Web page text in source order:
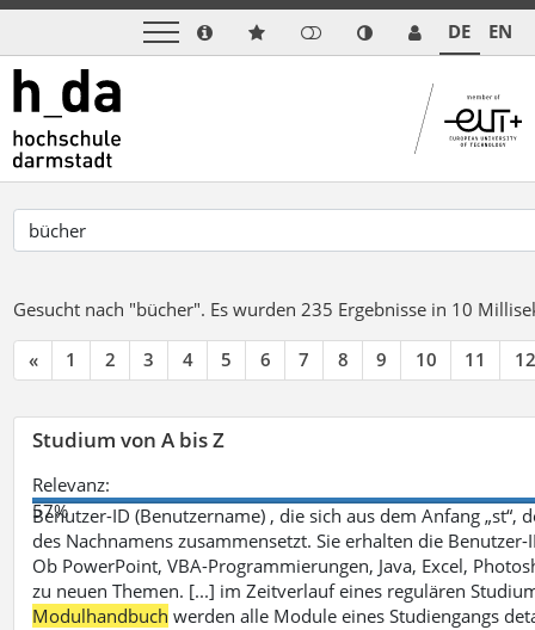
DE EN
Gesucht nach "bücher". Es wurden 235 Ergebnisse in 10
« 1 2 3 4 5 6 7 8 9 10 11 12
Studium von A bis Z
Relevanz:
57%
Benutzer-ID (Benutzername) , die sich aus dem Anfang „st“,
des Nachnamens zusammensetzt. Sie erhalten die
Ob PowerPoint, VBA-Programmierungen, Java, Excel,
zu neuen Themen. [...] im Zeitverlauf eines regulären
Modulhandbuch werden alle Module eines Studiengangs